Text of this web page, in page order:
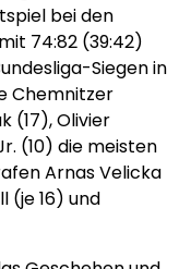
bei den
74:82 (39:42)
Siegen in
Chemnitzer
(17), Olivier
(10) die meisten
Arnas Velicka
(je 16) und